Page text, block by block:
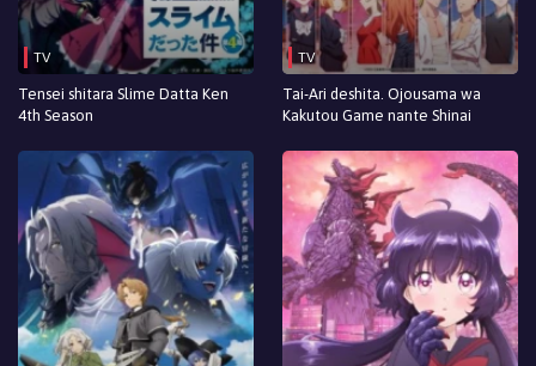
TV
Tensei shitara Slime Datta Ken
4th Season
TV
Tai-Ari deshita. Ojousama wa
Kakutou Game nante Shinai